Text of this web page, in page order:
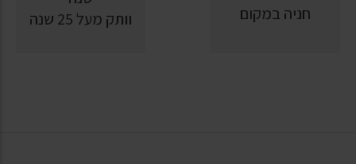
חניה במקום וותק מעל 25 שנה